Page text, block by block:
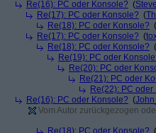
Re(16): PC oder Konsole? (
Re(17): PC oder Konsole? (
Re(18): PC oder Konsole? (
Re(17): PC oder Konsole? (
Re(18): PC oder Konsole? (
Re(19): PC oder
Re(20): PC oder
Re(21): PC oder
Re(22): PC
Re(16): PC oder Konsole? (
Vom Autor zurückgezogen
Re(18): PC oder Konsole? (